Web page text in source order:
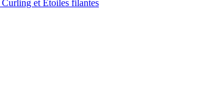
et Étoiles filantes